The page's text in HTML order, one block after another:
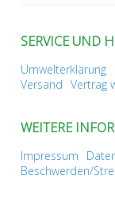
SERVICE UND
Umwelterklärung
Versand Vertrag
WEITERE
Impressum
Beschwerden/